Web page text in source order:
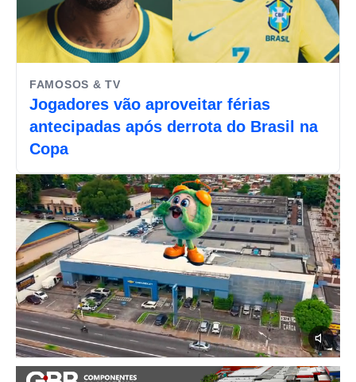
FAMOSOS & TV
Jogadores vão aproveitar férias
antecipadas após derrota do Brasil na
Copa